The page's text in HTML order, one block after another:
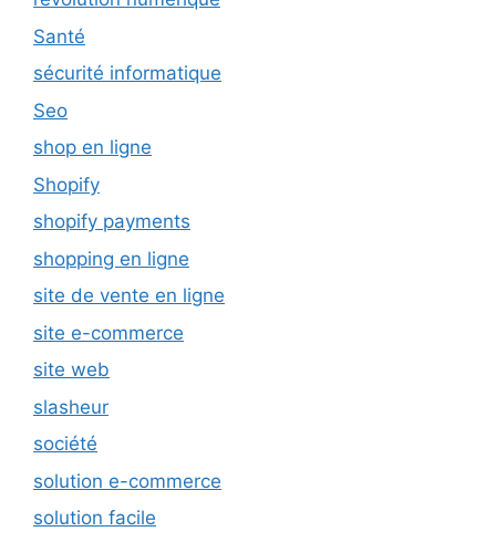
Santé
sécurité informatique
Seo
shop en ligne
Shopify
shopify payments
shopping en ligne
site de vente en ligne
site e-commerce
site web
slasheur
société
solution e-commerce
solution facile